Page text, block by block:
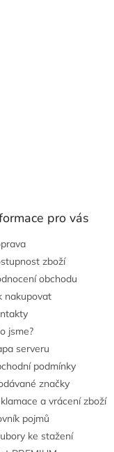
pro vás
zboží
obchodu
nakupovat
jsme?
serveru
podmínky
značky
a vrácení zboží
pojmů
ke stažení